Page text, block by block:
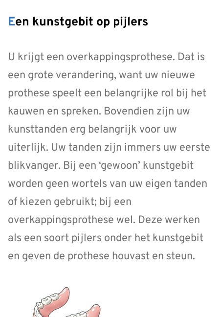
Een kunstgebit op pijlers
U krijgt een overkappingsprothese. Dat is
een grote verandering, want uw nieuwe
prothese speelt een belangrijke rol bij het
kauwen en spreken. Bovendien zijn uw
kunsttanden erg belangrijk voor uw
uiterlijk. Uw tanden zijn immers uw eerste
blikvanger. Bij een ‘gewoon’ kunstgebit
worden geen wortels van uw eigen tanden
of kiezen gebruikt; bij een
overkappingsprothese wel. Deze werken
als een soort pijlers onder het kunstgebit
en geven de prothese houvast en steun.